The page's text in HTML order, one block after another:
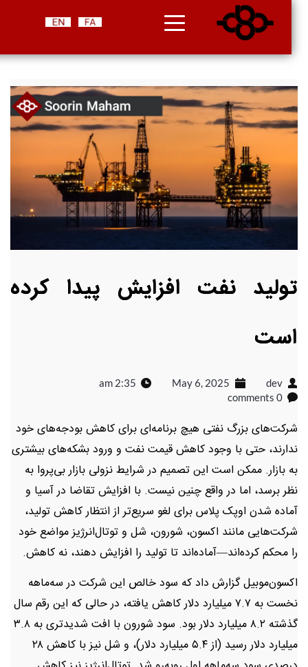
تولید نفت افزایش پیدا کرده
است
dev
May 6, 2025
2:35 am
0 comments
شرکت‌های بزرگ نفتی هیچ برنامه‌ای برای کاهش بودجه‌های خود
ندارند، حتی با وجود کاهش قیمت نفت و ورود بشکه‌های بیشتری
به بازار. ممکن است این تصمیم در شرایط نزولی بازار بی‌پروا به
نظر برسد، اما در واقع چنین نیست. با افزایش تقاضا در آسیا و
آماده شدن اوپک پلاس برای لغو سریع‌تر از انتظار کاهش تولید،
شرکت‌هایی مانند اکسون، شورون، شل و توتال‌انرژیز مواضع خود
را محکم کرده‌اند—آماده‌اند تا تولید را افزایش دهند، نه کاهش.
اکسون‌موبیل گزارش داد که سود خالص این شرکت در سه‌ماهه
نخست به ۷.۷ میلیارد دلار کاهش یافته، در حالی که این رقم سال
گذشته ۸.۲ میلیارد دلار بود. سود شورون با افت شدیدتری به ۳.۸
میلیارد دلار رسید (از ۵.۴ میلیارد دلار)، و شل نیز با کاهش ۲۸